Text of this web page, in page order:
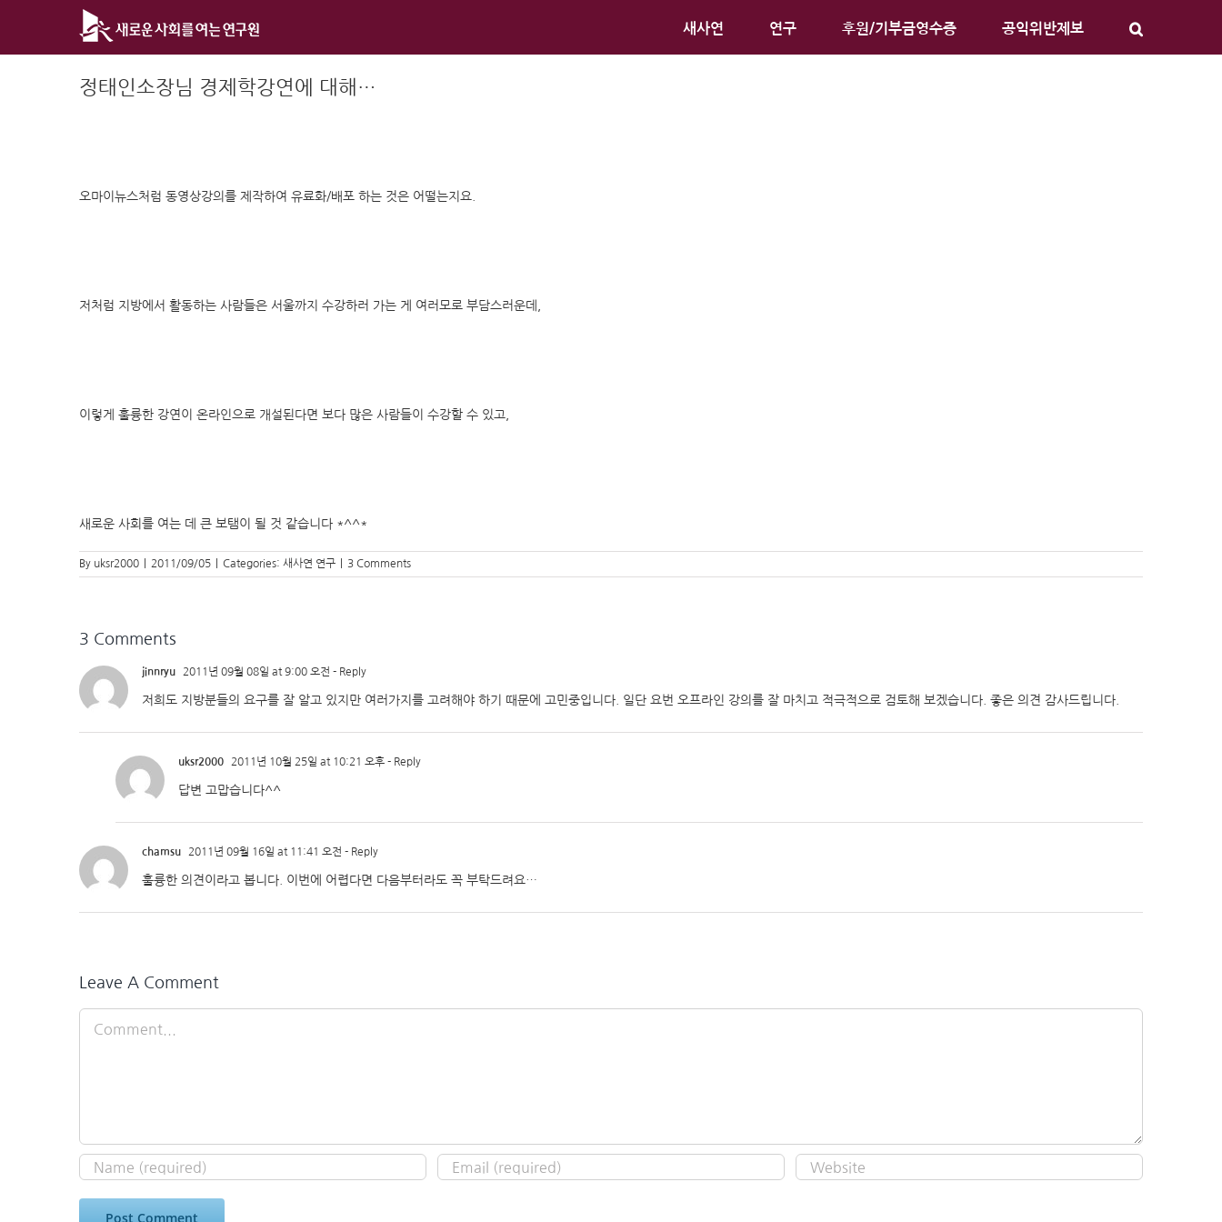
새사연 연구 후원/기부금영수증 공익위반제보
정태인소장님 경제학강연에 대해…
오마이뉴스처럼 동영상강의를 제작하여 유료화/배포 하는 것은 어떨는지요.
저처럼 지방에서 활동하는 사람들은 서울까지 수강하러 가는 게 여러모로 부담스러운데,
이렇게 훌륭한 강연이 온라인으로 개설된다면 보다 많은 사람들이 수강할 수 있고,
새로운 사회를 여는 데 큰 보탬이 될 것 같습니다 *^^*
By uksr2000 2011/09/05 Categories: 새사연 연구 3 Comments
3 Comments
jinnryu 2011년 09월 08일 at 9:00 오전 - Reply
저희도 지방분들의 요구를 잘 알고 있지만 여러가지를 고려해야 하기 때문에 고민중입니다. 일단 요번 오프라인 강의를 잘 마치고 적극적으로 검토해 보겠습니다. 좋은 의견 감사드립니다.
uksr2000 2011년 10월 25일 at 10:21 오후 - Reply
답변 고맙습니다^^
chamsu 2011년 09월 16일 at 11:41 오전 - Reply
훌륭한 의견이라고 봅니다. 이번에 어렵다면 다음부터라도 꼭 부탁드려요…
Leave A Comment